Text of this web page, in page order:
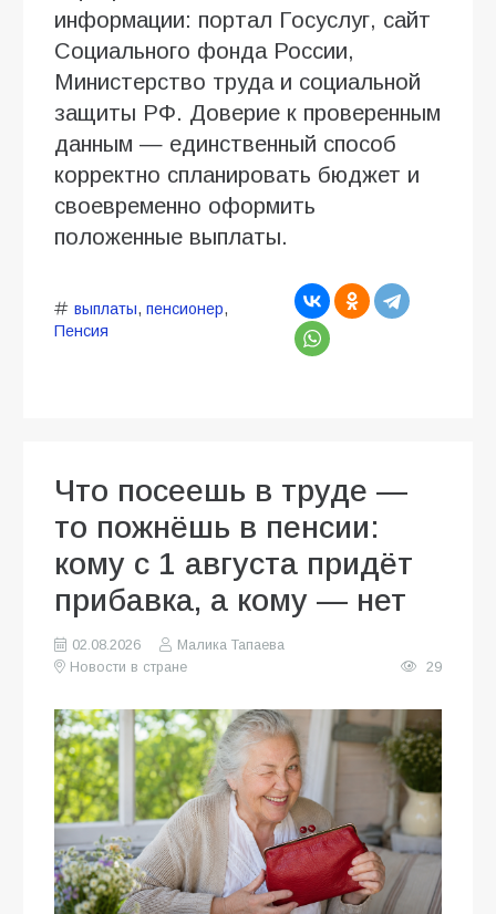
информации: портал Госуслуг, сайт
Социального фонда России,
Министерство труда и социальной
защиты РФ. Доверие к проверенным
данным — единственный способ
корректно спланировать бюджет и
своевременно оформить
положенные выплаты.
выплаты, пенсионер,
Пенсия
Что посеешь в труде —
то пожнёшь в пенсии:
кому с 1 августа придёт
прибавка, а кому — нет
02.08.2026
Малика Тапаева
Новости в стране
29